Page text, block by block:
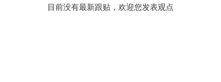
目前没有最新跟贴，欢迎您发表观点